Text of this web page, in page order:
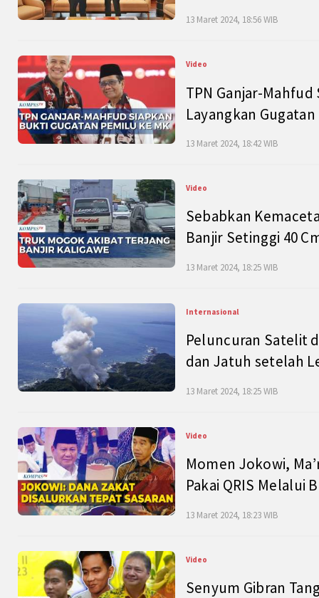
13 Maret 2024, 18:56 WIB
Video
TPN Ganjar-
Layangkan
13 Maret 2024, 18:42 WIB
Video
Sebabkan
Banjir Setinggi 40
13 Maret 2024, 18:25 WIB
Internasional
Peluncuran Satelit
dan Jatuh setelah
13 Maret 2024, 18:25 WIB
Video
Momen Jokowi,
Pakai QRIS Melalui
13 Maret 2024, 18:23 WIB
Video
Senyum Gibran